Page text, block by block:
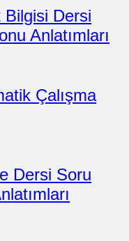
Bilgisi Dersi
Anlatımları
Çalışma
Dersi Soru